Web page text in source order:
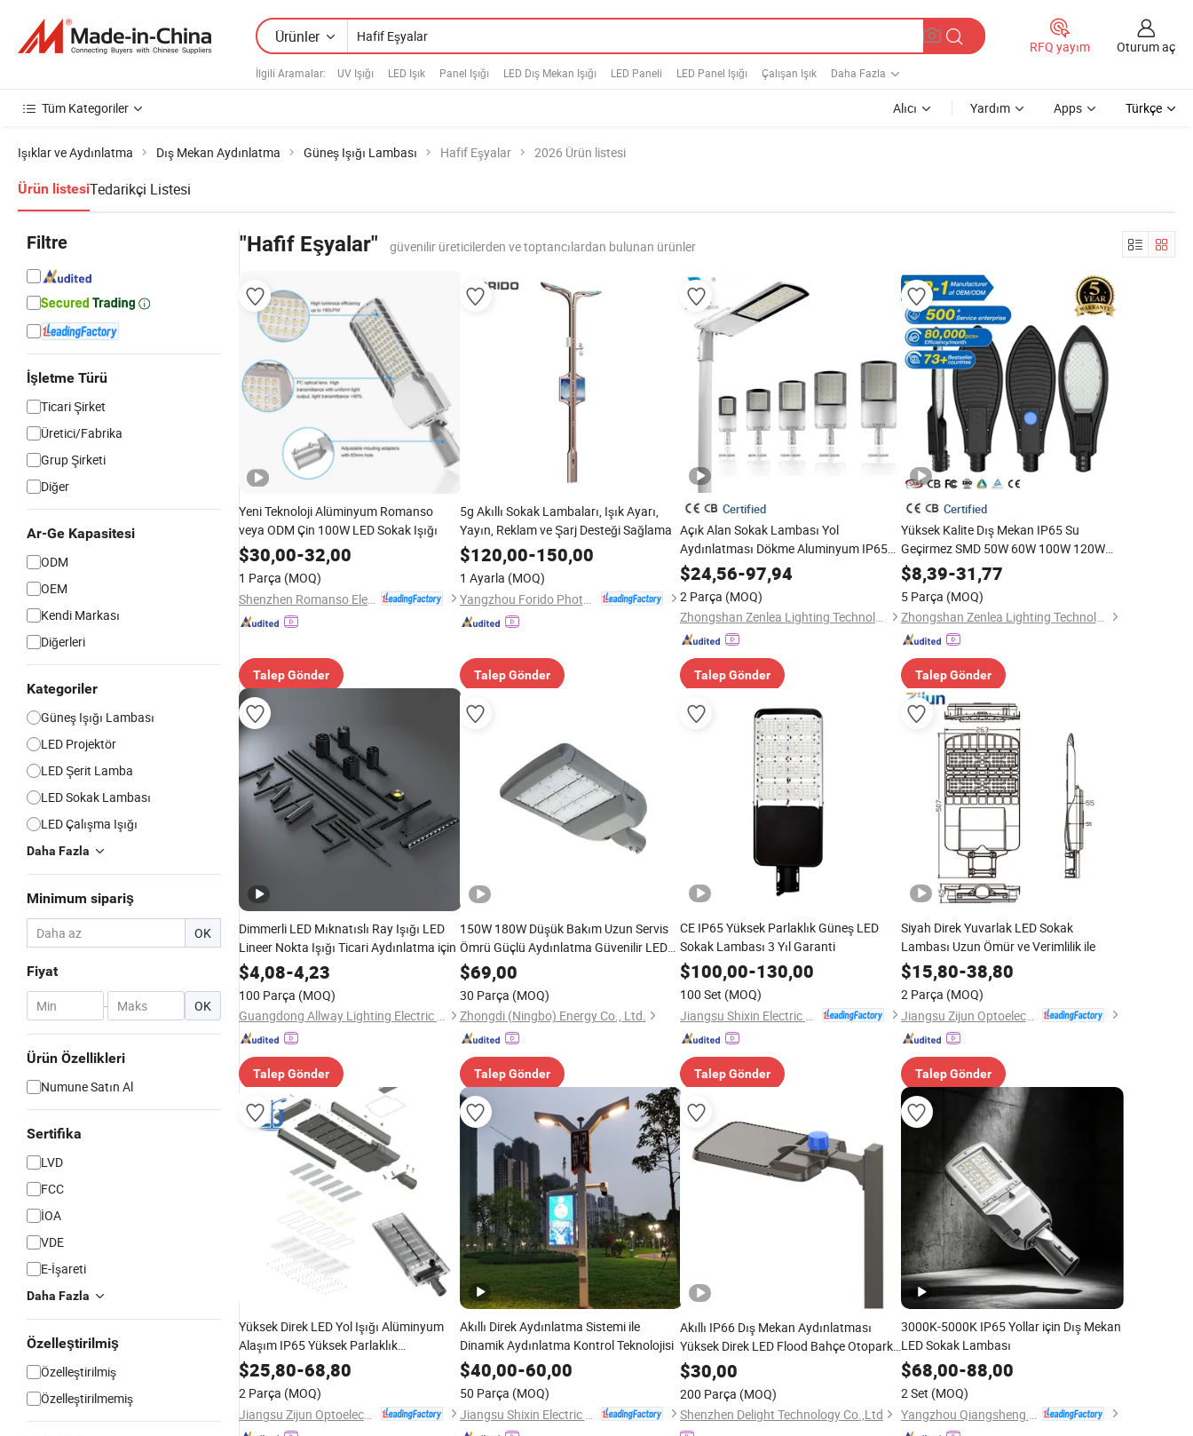
Ürünler
İlgili Aramalar: UV Işığı LED Işık Panel Işığı LED Dış Mekan Işığı LED Paneli LED Panel Işığı Çalışan Işık Daha Fazla
RFQ yayım Oturum aç
Tüm Kategoriler Alıcı Yardım Apps Türkçe
Işıklar ve Aydınlatma Dış Mekan Aydınlatma Güneş Işığı Lambası Hafif Eşyalar 2026 Ürün listesi
Ürün listesiTedarikçi Listesi
Filtre
İşletme Türü
Ticari Şirket
Üretici/Fabrika
Grup Şirketi
Diğer
Ar-Ge Kapasitesi
ODM
OEM
Kendi Markası
Diğerleri
Kategoriler
Güneş Işığı Lambası
LED Projektör
LED Şerit Lamba
LED Sokak Lambası
LED Çalışma Işığı
Daha Fazla
Minimum sipariş
OK
Fiyat
- OK
Ürün Özellikleri
Numune Satın Al
Sertifika
LVD
FCC
İOA
VDE
E-İşareti
Daha Fazla
Özelleştirilmiş
Özelleştirilmiş
Özelleştirilmemiş
"Hafif Eşyalar" güvenilir üreticilerden ve toptancılardan bulunan ürünler
Yeni Teknoloji Alüminyum Romanso
veya ODM Çin 100W LED Sokak Işığı
$30,00-32,00
1 Parça (MOQ)
Talep Gönder
5g Akıllı Sokak Lambaları, Işık Ayarı,
Yayın, Reklam ve Şarj Desteği Sağlama
$120,00-150,00
1 Ayarla (MOQ)
Talep Gönder
Certified
Açık Alan Sokak Lambası Yol
Aydınlatması Dökme Aluminyum IP65
Su Geçirmez SMD LED Sokak Işığı
$24,56-97,94
2 Parça (MOQ)
Zhongshan Zenlea Lighting Technology Co., Ltd
Talep Gönder
Certified
Yüksek Kalite Dış Mekan IP65 Su
Geçirmez SMD 50W 60W 100W 120W
150W 200W LED Sokak Lambası
$8,39-31,77
5 Parça (MOQ)
Zhongshan Zenlea Lighting Technology Co., Ltd
Talep Gönder
Dimmerli LED Mıknatıslı Ray Işığı LED
Lineer Nokta Işığı Ticari Aydınlatma için
$4,08-4,23
100 Parça (MOQ)
Guangdong Allway Lighting Electric Company Limited
Talep Gönder
150W 180W Düşük Bakım Uzun Servis
Ömrü Güçlü Aydınlatma Güvenilir LED
Sokak Lambası
$69,00
30 Parça (MOQ)
Zhongdi (Ningbo) Energy Co., Ltd.
Talep Gönder
CE IP65 Yüksek Parlaklık Güneş LED
Sokak Lambası 3 Yıl Garanti
$100,00-130,00
100 Set (MOQ)
Talep Gönder
Siyah Direk Yuvarlak LED Sokak
Lambası Uzun Ömür ve Verimlilik ile
$15,80-38,80
2 Parça (MOQ)
Jiangsu Zijun Optoelectronic Technology Co., Ltd.
Talep Gönder
Yüksek Direk LED Yol Işığı Alüminyum
Alaşım IP65 Yüksek Parlaklık
Belediyecilik Mühendisliği Park Topluluk
Dış Mekan Aydınlatması
$25,80-68,80
2 Parça (MOQ)
Akıllı Direk Aydınlatma Sistemi ile
Dinamik Aydınlatma Kontrol Teknolojisi
$40,00-60,00
50 Parça (MOQ)
Akıllı IP66 Dış Mekan Aydınlatması
Yüksek Direk LED Flood Bahçe Otopark
Yol Ayakkabı Trafik Sokak Işığı Gün Işığı
Zigbee Sensörü
$30,00
200 Parça (MOQ)
Shenzhen Delight Technology Co.,Ltd
3000K-5000K IP65 Yollar için Dış Mekan
LED Sokak Lambası
$68,00-88,00
2 Set (MOQ)